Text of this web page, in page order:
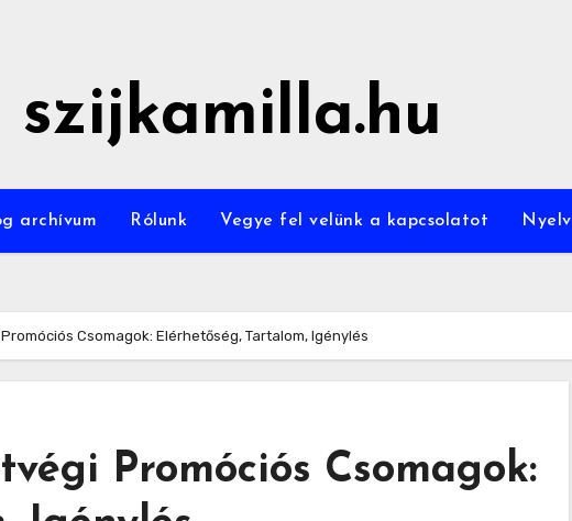
szijkamilla.hu
archívum Rólunk Vegye fel velünk a kapcsolatot Nyelv
Promóciós Csomagok: Elérhetőség, Tartalom, Igénylés
Promóciós Csomagok: